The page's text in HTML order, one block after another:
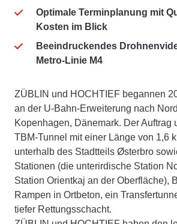
Optimale Terminplanung mit
Kosten im Blick
Beeindruckendes
Metro-Linie M4
ZÜBLIN und HOCHTIEF begannen
an der U-Bahn-Erweiterung nach
Kopenhagen, Dänemark. Der Auftrag
TBM-Tunnel mit einer Länge von 1,6
unterhalb des Stadtteils Østerbro
Stationen (die unterirdische Station
Station Orientkaj an der Oberfläche),
Rampen in Ortbeton, ein
tiefer Rettungsschacht.